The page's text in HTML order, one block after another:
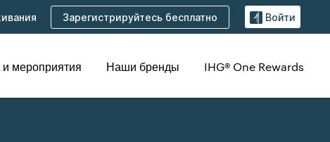
Зарегистрируйтесь бесплатно Войти
мероприятия Наши бренды IHG® One Rewards